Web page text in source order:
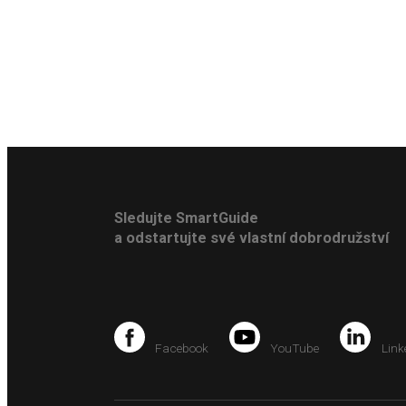
Sledujte SmartGuide
a odstartujte své vlastní dobrodružství
Facebook YouTube